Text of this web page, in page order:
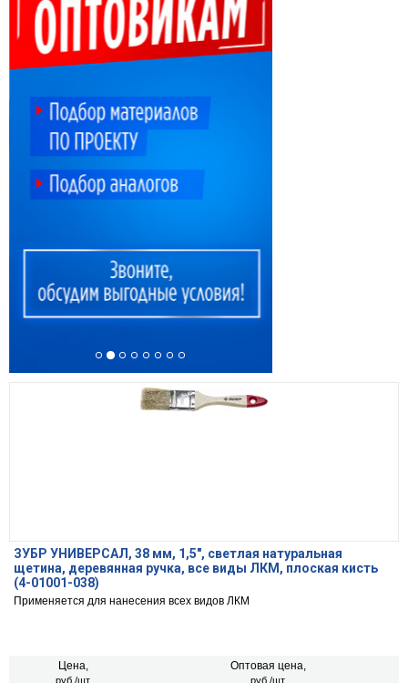
ЗУБР УНИВЕРСАЛ, 38 мм, 1,5″, светлая натуральная
щетина, деревянная ручка, все виды ЛКМ, плоская кисть
(4-01001-038)
Применяется для нанесения всех видов ЛКМ
Цена,
руб./шт.
Оптовая цена,
руб./шт.